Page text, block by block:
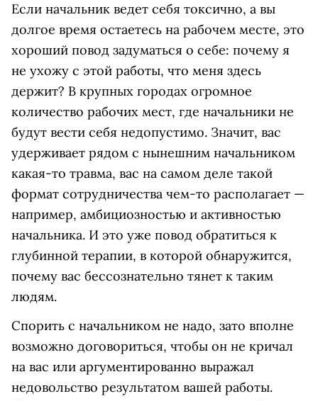
Если начальник ведет себя токсично, а вы
долгое время остаетесь на рабочем месте, это
хороший повод задуматься о себе: почему я
не ухожу с этой работы, что меня здесь
держит? В крупных городах огромное
количество рабочих мест, где начальники не
будут вести себя недопустимо. Значит, вас
удерживает рядом с нынешним начальником
какая-то травма, вас на самом деле такой
формат сотрудничества чем-то располагает —
например, амбициозностью и активностью
начальника. И это уже повод обратиться к
глубинной терапии, в которой обнаружится,
почему вас бессознательно тянет к таким
людям.
Спорить с начальником не надо, зато вполне
возможно договориться, чтобы он не кричал
на вас или аргументированно выражал
недовольство результатом вашей работы.